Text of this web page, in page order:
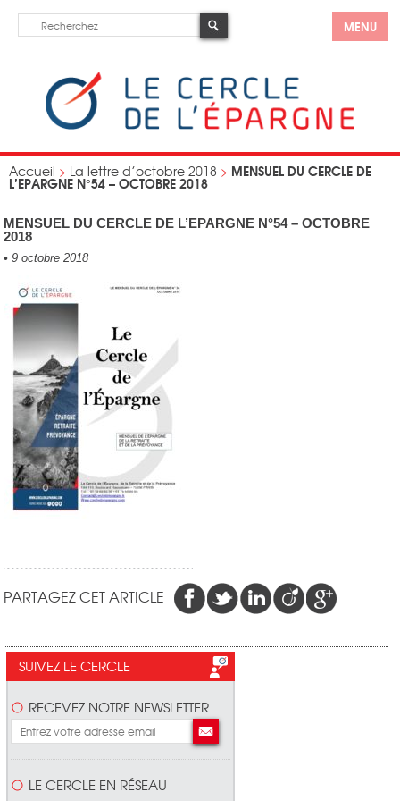
MENU
Accueil > La lettre d’octobre 2018 > MENSUEL DU CERCLE DE
L’EPARGNE N°54 – OCTOBRE 2018
MENSUEL DU CERCLE DE L’EPARGNE N°54 – OCTOBRE
2018
• 9 octobre 2018
PARTAGEZ CET ARTICLE
SUIVEZ LE CERCLE
RECEVEZ NOTRE NEWSLETTER
LE CERCLE EN RÉSEAU